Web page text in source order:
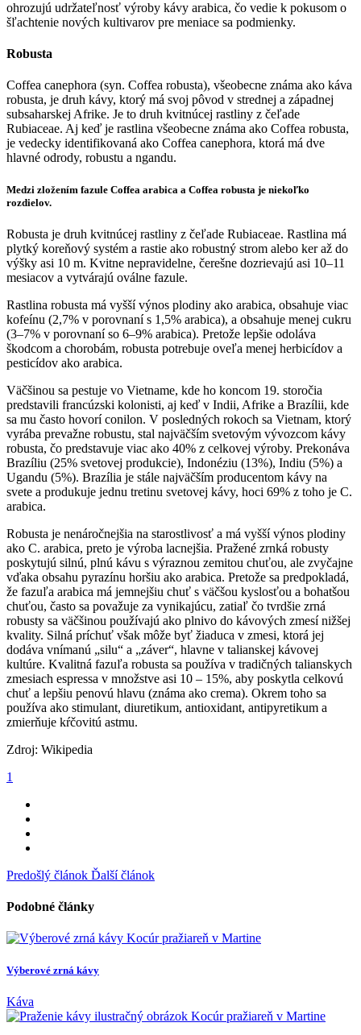
ohrozujú udržateľnosť výroby kávy arabica, čo vedie k pokusom o
šľachtenie nových kultivarov pre meniace sa podmienky.
Robusta
Coffea canephora (syn. Coffea robusta), všeobecne známa ako káva
robusta, je druh kávy, ktorý má svoj pôvod v strednej a západnej
subsaharskej Afrike. Je to druh kvitnúcej rastliny z čeľade
Rubiaceae. Aj keď je rastlina všeobecne známa ako Coffea robusta,
je vedecky identifikovaná ako Coffea canephora, ktorá má dve
hlavné odrody, robustu a ngandu.
Medzi zložením fazule Coffea arabica a Coffea robusta je niekoľko
rozdielov.
Robusta je druh kvitnúcej rastliny z čeľade Rubiaceae. Rastlina má
plytký koreňový systém a rastie ako robustný strom alebo ker až do
výšky asi 10 m. Kvitne nepravidelne, čerešne dozrievajú asi 10–11
mesiacov a vytvárajú oválne fazule.
Rastlina robusta má vyšší výnos plodiny ako arabica, obsahuje viac
kofeínu (2,7% v porovnaní s 1,5% arabica), a obsahuje menej cukru
(3–7% v porovnaní so 6–9% arabica). Pretože lepšie odoláva
škodcom a chorobám, robusta potrebuje oveľa menej herbicídov a
pesticídov ako arabica.
Väčšinou sa pestuje vo Vietname, kde ho koncom 19. storočia
predstavili francúzski kolonisti, aj keď v Indii, Afrike a Brazílii, kde
sa mu často hovorí conilon. V posledných rokoch sa Vietnam, ktorý
vyrába prevažne robustu, stal najväčším svetovým vývozcom kávy
robusta, čo predstavuje viac ako 40% z celkovej výroby. Prekonáva
Brazíliu (25% svetovej produkcie), Indonéziu (13%), Indiu (5%) a
Ugandu (5%). Brazília je stále najväčším producentom kávy na
svete a produkuje jednu tretinu svetovej kávy, hoci 69% z toho je C.
arabica.
Robusta je nenáročnejšia na starostlivosť a má vyšší výnos plodiny
ako C. arabica, preto je výroba lacnejšia. Pražené zrnká robusty
poskytujú silnú, plnú kávu s výraznou zemitou chuťou, ale zvyčajne
vďaka obsahu pyrazínu horšiu ako arabica. Pretože sa predpokladá,
že fazuľa arabica má jemnejšiu chuť s väčšou kyslosťou a bohatšou
chuťou, často sa považuje za vynikajúcu, zatiaľ čo tvrdšie zrná
robusty sa väčšinou používajú ako plnivo do kávových zmesí nižšej
kvality. Silná príchuť však môže byť žiaduca v zmesi, ktorá jej
dodáva vnímanú „silu“ a „záver“, hlavne v talianskej kávovej
kultúre. Kvalitná fazuľa robusta sa používa v tradičných talianskych
zmesiach espressa v množstve asi 10 – 15%, aby poskytla celkovú
chuť a lepšiu penovú hlavu (známa ako crema). Okrem toho sa
používa ako stimulant, diuretikum, antioxidant, antipyretikum a
zmierňuje kŕčovitú astmu.
Zdroj: Wikipedia
1
Predošlý článok Ďalší článok
Podobné články
Výberové zrná kávy
Káva